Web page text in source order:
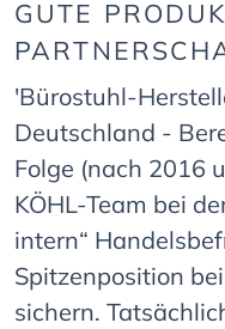
GUTE
'Bürostuhl-
Deutschland -
Folge (nach 2016
KÖHL-Team bei
intern“
Spitzenposition
sichern.